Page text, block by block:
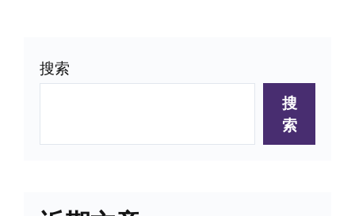
搜索
搜
索